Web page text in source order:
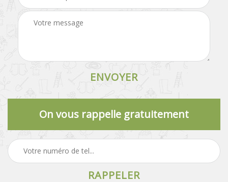
On vous rappelle gratuitement